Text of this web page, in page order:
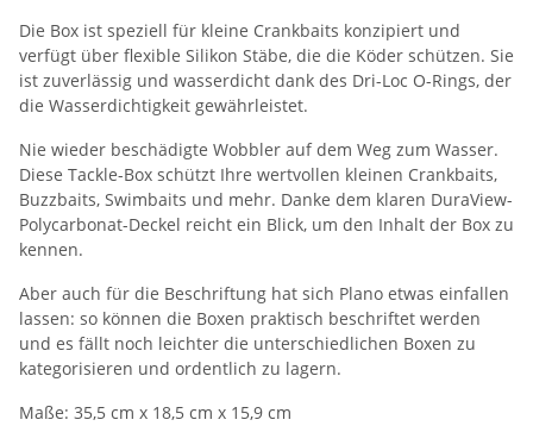
Die Box ist speziell für kleine Crankbaits konzipiert und
verfügt über flexible Silikon Stäbe, die die Köder schützen. Sie
ist zuverlässig und wasserdicht dank des Dri-Loc O-Rings, der
die Wasserdichtigkeit gewährleistet.
Nie wieder beschädigte Wobbler auf dem Weg zum Wasser.
Diese Tackle-Box schützt Ihre wertvollen kleinen Crankbaits,
Buzzbaits, Swimbaits und mehr. Danke dem klaren DuraView-
Polycarbonat-Deckel reicht ein Blick, um den Inhalt der Box zu
kennen.
Aber auch für die Beschriftung hat sich Plano etwas einfallen
lassen: so können die Boxen praktisch beschriftet werden
und es fällt noch leichter die unterschiedlichen Boxen zu
kategorisieren und ordentlich zu lagern.
Maße: 35,5 cm x 18,5 cm x 15,9 cm